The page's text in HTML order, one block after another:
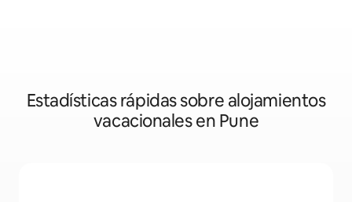
Estadísticas rápidas sobre alojamientos
vacacionales en Pune